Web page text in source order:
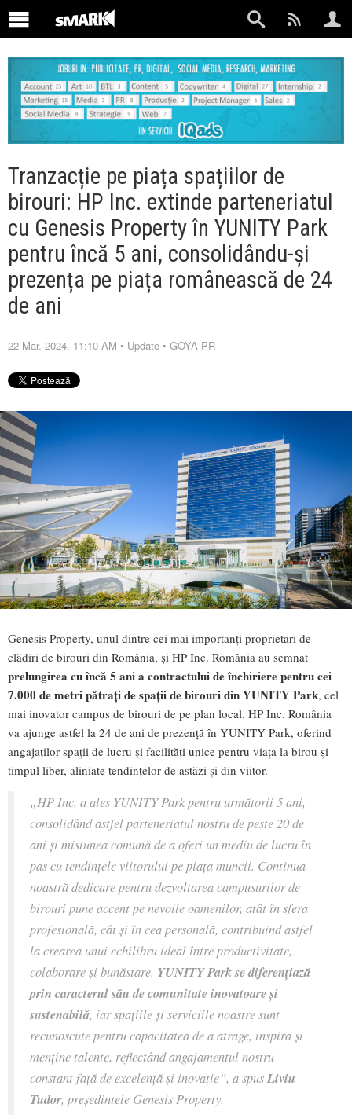
Tranzacție pe piața spațiilor de
birouri: HP Inc. extinde parteneriatul
cu Genesis Property în YUNITY Park
pentru încă 5 ani, consolidându-și
prezența pe piața românească de 24
de ani
22 Mar. 2024, 11:10 AM • Update • GOYA PR
Genesis Property, unul dintre cei mai importanți proprietari de
clădiri de birouri din România, și HP Inc. România au semnat
prelungirea cu încă 5 ani a contractului de închiriere pentru cei
7.000 de metri pătrați de spații de birouri din YUNITY Park, cel
mai inovator campus de birouri de pe plan local. HP Inc. România
va ajunge astfel la 24 de ani de prezență în YUNITY Park, oferind
angajaților spații de lucru și facilități unice pentru viața la birou și
timpul liber, aliniate tendințelor de astăzi și din viitor.
„HP Inc. a ales YUNITY Park pentru următorii 5 ani,
consolidând astfel parteneriatul nostru de peste 20 de
ani și misiunea comună de a oferi un mediu de lucru în
pas cu tendințele viitorului pe piața muncii. Continua
noastră dedicare pentru dezvoltarea campusurilor de
birouri pune accent pe nevoile oamenilor, atât în sfera
profesională, cât și în cea personală, contribuind astfel
la crearea unui echilibru ideal între productivitate,
colaborare și bunăstare. YUNITY Park se diferențiază
prin caracterul său de comunitate inovatoare și
sustenabilă, iar spațiile și serviciile noastre sunt
recunoscute pentru capacitatea de a atrage, inspira și
menține talente, reflectând angajamentul nostru
constant față de excelență și inovație”, a spusLiviu
Tudor, președintele Genesis Property.